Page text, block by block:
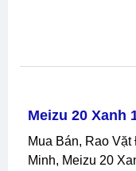
Meizu 20 Xanh
Mua Bán, Rao Vặt Điện Thoại Cũ Gò Vấp Hồ Chí
Minh, Meizu 20